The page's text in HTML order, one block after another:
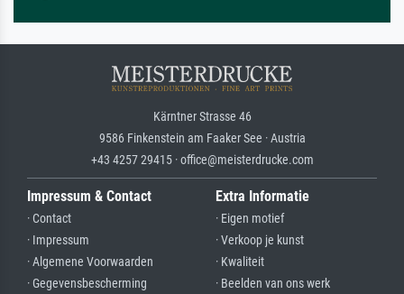
Kärntner Strasse 46
9586 Finkenstein am Faaker See · Austria
+43 4257 29415 · office@meisterdrucke.com
Impressum & Contact
· Contact
· Impressum
· Algemene Voorwaarden
· Gegevensbescherming
Extra Informatie
· Eigen motief
· Verkoop je kunst
· Kwaliteit
· Beelden van ons werk